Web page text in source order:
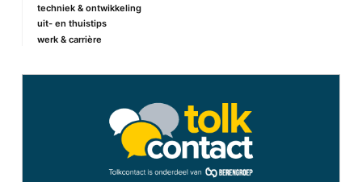
techniek & ontwikkeling
uit- en thuistips
werk & carrière